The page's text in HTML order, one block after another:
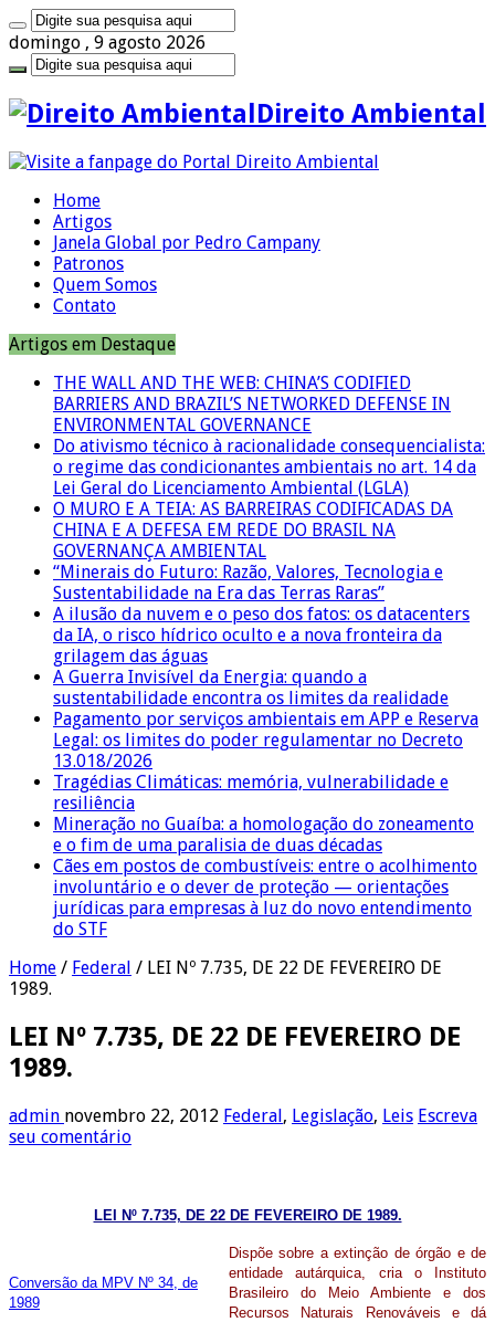
domingo , 9 agosto 2026
Direito Ambiental
Home
Artigos
Janela Global por Pedro Campany
Patronos
Quem Somos
Contato
Artigos em Destaque
THE WALL AND THE WEB: CHINA’S CODIFIED
BARRIERS AND BRAZIL’S NETWORKED DEFENSE IN
ENVIRONMENTAL GOVERNANCE
Do ativismo técnico à racionalidade consequencialista:
o regime das condicionantes ambientais no art. 14 da
Lei Geral do Licenciamento Ambiental (LGLA)
O MURO E A TEIA: AS BARREIRAS CODIFICADAS DA
CHINA E A DEFESA EM REDE DO BRASIL NA
GOVERNANÇA AMBIENTAL
“Minerais do Futuro: Razão, Valores, Tecnologia e
Sustentabilidade na Era das Terras Raras”
A ilusão da nuvem e o peso dos fatos: os datacenters
da IA, o risco hídrico oculto e a nova fronteira da
grilagem das águas
A Guerra Invisível da Energia: quando a
sustentabilidade encontra os limites da realidade
Pagamento por serviços ambientais em APP e Reserva
Legal: os limites do poder regulamentar no Decreto
13.018/2026
Tragédias Climáticas: memória, vulnerabilidade e
resiliência
Mineração no Guaíba: a homologação do zoneamento
e o fim de uma paralisia de duas décadas
Cães em postos de combustíveis: entre o acolhimento
involuntário e o dever de proteção — orientações
jurídicas para empresas à luz do novo entendimento
do STF
Home / Federal / LEI Nº 7.735, DE 22 DE FEVEREIRO DE
1989.
LEI Nº 7.735, DE 22 DE FEVEREIRO DE
1989.
admin novembro 22, 2012 Federal, Legislação, Leis Escreva
seu comentário
LEI Nº 7.735, DE 22 DE FEVEREIRO DE 1989.
Conversão da MPV Nº 34, de
1989
Dispõe sobre a extinção de órgão e de
entidade autárquica, cria o Instituto
Brasileiro do Meio Ambiente e dos
Recursos Naturais Renováveis e dá